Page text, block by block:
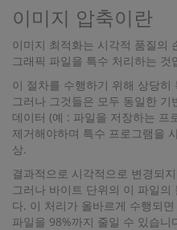
이미지 압축이란
이미지 최적화는 시각적 품질의
그래픽 파일을 특수 처리하는 것
이 절차를 수행하기 위해 상당
그러나 그것들은 모두 동일한
데이터 (예 : 파일을 저장하는 프
제거해야하며 특수 프로그램을
상.
결과적으로 시각적으로 변경되
그러나 바이트 단위의 이 파일의
다. 이 처리가 올바르게 수행되
파일을 98%까지 줄일 수 있습니